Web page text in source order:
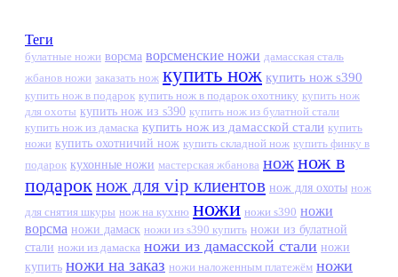
Теги
булатные ножи ворсма ворсменские ножи дамасская сталь
жбанов ножи заказать нож купить нож купить нож s390
купить нож в подарок купить нож в подарок охотнику купить нож
для охоты купить нож из s390 купить нож из булатной стали
купить нож из дамаска купить нож из дамасской стали купить
ножи купить охотничий нож купить складной нож купить финку в
подарок кухонные ножи мастерская жбанова ножнож в
подарок нож для vip клиентов нож для охоты нож
для снятия шкуры нож на кухню ножи ножи s390 ножи
ворсма ножи дамаск ножи из s390 купить ножи из булатной
стали ножи из дамаска ножи из дамасской стали ножи
купить ножи на заказ ножи наложенным платежём ножи